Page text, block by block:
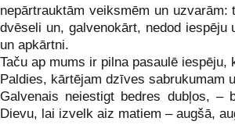
nepārtrauktām veiksmēm un
dvēseli un, galvenokārt, nedod
un apkārtni.
Taču ap mums ir pilna pasaulē
Paldies, kārtējam dzīves sabrukumam
Galvenais neiestigt bedres dubļos, –
Dievu, lai izvelk aiz matiem – augšā,